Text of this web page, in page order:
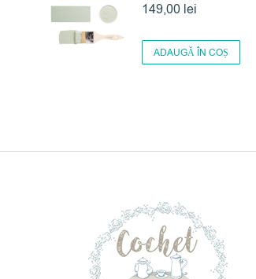
149,00 lei
ADAUGĂ ÎN COȘ